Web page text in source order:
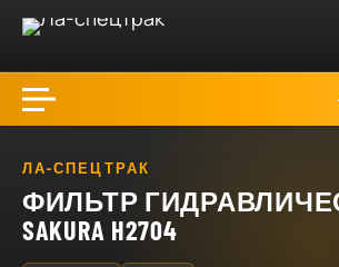
ЛА-СПЕЦТРАК
ФИЛЬТР
SAKURA H2704